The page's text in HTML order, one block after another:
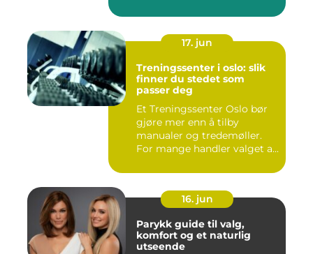
17. jun
Treningssenter i oslo: slik
finner du stedet som
passer deg
Et Treningssenter Oslo bør
gjøre mer enn å tilby
manualer og tredemøller.
For mange handler valget a...
16. jun
Parykk guide til valg,
komfort og et naturlig
utseende